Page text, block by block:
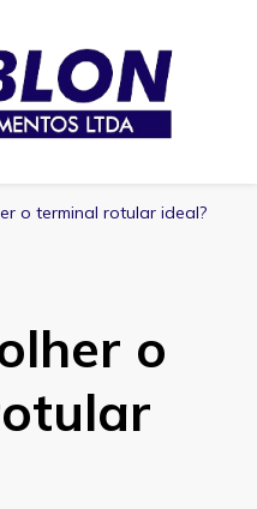
o terminal rotular ideal?
o